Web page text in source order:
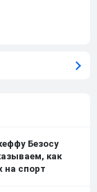
Безосу
как
на спорт